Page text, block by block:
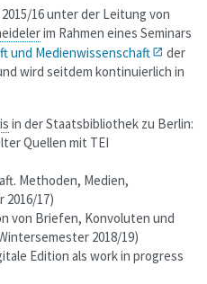
16 unter der Leitung von
im Rahmen eines Seminars
und Medienwissenschaft
der
wird seitdem kontinuierlich in
in der Staatsbibliothek zu Berlin:
Quellen mit TEI
Methoden, Medien,
17)
von Briefen, Konvoluten und
2018/19)
Edition als work in progress